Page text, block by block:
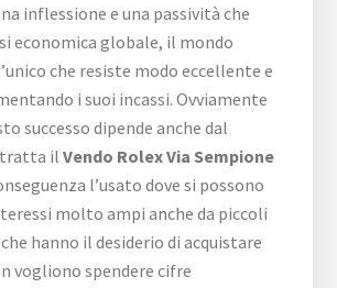
inflessione e una passività che
economica globale, il mondo
che resiste modo eccellente e
i suoi incassi. Ovviamente
successo dipende anche dal
tratta ilVendo Rolex Via Sempione
l’usato dove si possono
molto ampi anche da piccoli
hanno il desiderio di acquistare
vogliono spendere cifre